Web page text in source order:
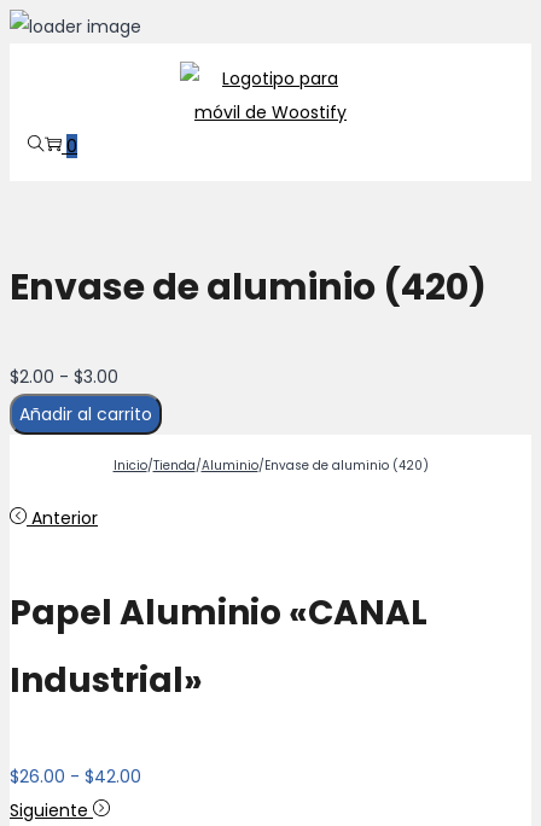
navegación
0
Envase de aluminio (420)
$2.00 - $3.00
de
desde
Añadir al carrito
Inicio/Tienda/Aluminio/Envase de aluminio (420)
Anterior
Papel Aluminio «CANAL
Industrial»
$26.00 - $42.00
Siguiente